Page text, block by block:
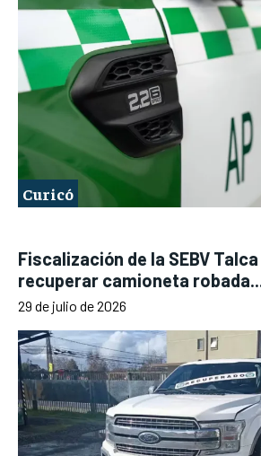
Curicó
Fiscalización de la SEBV
recuperar camioneta
29 de julio de 2026